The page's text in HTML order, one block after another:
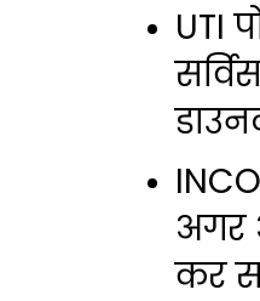
UTI
अगर
कर